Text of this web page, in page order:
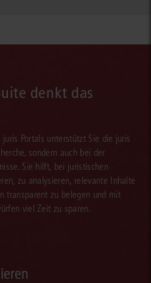
denkt das
Portals unterstützt Sie die juris
sondern auch bei der
Sie hilft, bei juristischen
zu analysieren, relevante Inhalte
transparent zu belegen und mit
viel Zeit zu sparen.